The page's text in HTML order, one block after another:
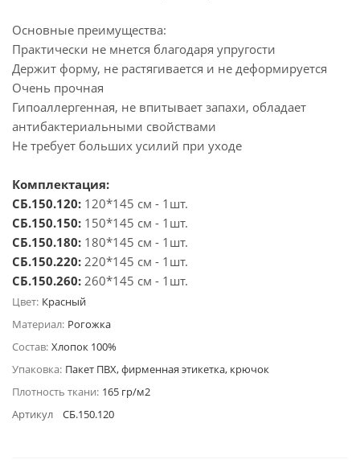
Основные преимущества:
Практически не мнется благодаря упругости
Держит форму, не растягивается и не деформируется
Очень прочная
Гипоаллергенная, не впитывает запахи, обладает
антибактериальными свойствами
Не требует больших усилий при уходе
Комплектация:
СБ.150.120: 120*145 см - 1шт.
СБ.150.150: 150*145 см - 1шт.
СБ.150.180: 180*145 см - 1шт.
СБ.150.220: 220*145 см - 1шт.
СБ.150.260: 260*145 см - 1шт.
Цвет: Красный
Материал: Рогожка
Состав: Хлопок 100%
Упаковка: Пакет ПВХ, фирменная этикетка, крючок
Плотность ткани: 165 гр/м2
Артикул
СБ.150.120